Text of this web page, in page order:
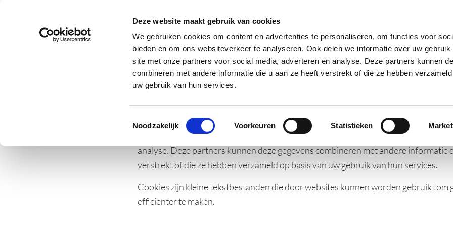
Deze website maakt gebruik van cookies
We gebruiken cookies om content en advertenties te personaliseren, om functies voor
bieden en om ons websiteverkeer te analyseren. Ook delen we informatie over uw gebruik
site met onze partners voor social media, adverteren en analyse. Deze partners kunnen
combineren met andere informatie die u aan ze heeft verstrekt of die ze hebben
uw gebruik van hun services.
Toestemmingsselectie
Noodzakelijk Voorkeuren Statistieken
Bedrijfsmatige verpakkingen
Cookies
Deze website maakt gebruik van cookies. We gebruiken cookies om content en
personaliseren, om functies voor social media te bieden en om ons
delen we informatie over uw gebruik van onze site met onze partners voor social
analyse. Deze partners kunnen deze gegevens combineren met andere informatie
verstrekt of die ze hebben verzameld op basis van uw gebruik van hun services.
Cookies zijn kleine tekstbestanden die door websites kunnen worden gebruikt om
efficiënter te maken.